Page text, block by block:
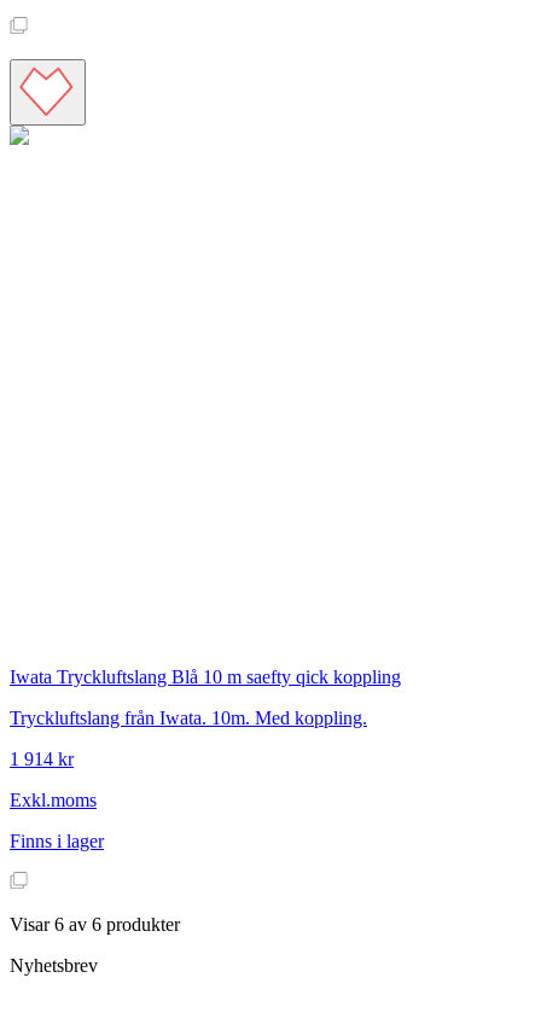
Iwata Tryckluftslang Blå 10 m saefty qick koppling
Tryckluftslang från Iwata. 10m. Med koppling.
1 914 kr
Exkl.moms
Finns i lager
Visar6 av 6 produkter
Nyhetsbrev